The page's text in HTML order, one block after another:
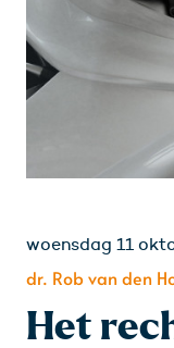
woensdag 11
dr. Rob van den
Het